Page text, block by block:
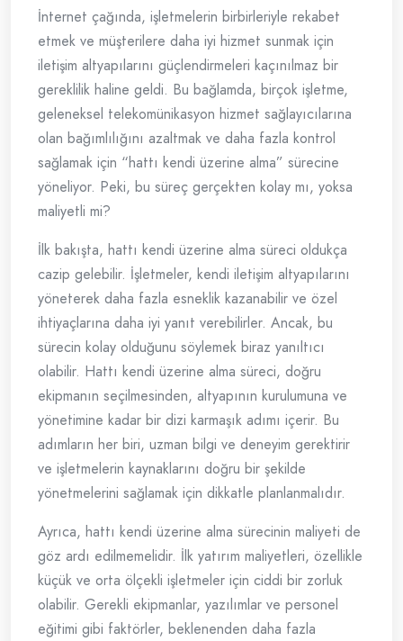
İnternet çağında, işletmelerin birbirleriyle rekabet
etmek ve müşterilere daha iyi hizmet sunmak için
iletişim altyapılarını güçlendirmeleri kaçınılmaz bir
gereklilik haline geldi. Bu bağlamda, birçok işletme,
geleneksel telekomünikasyon hizmet sağlayıcılarına
olan bağımlılığını azaltmak ve daha fazla kontrol
sağlamak için “hattı kendi üzerine alma” sürecine
yöneliyor. Peki, bu süreç gerçekten kolay mı, yoksa
maliyetli mi?
İlk bakışta, hattı kendi üzerine alma süreci oldukça
cazip gelebilir. İşletmeler, kendi iletişim altyapılarını
yöneterek daha fazla esneklik kazanabilir ve özel
ihtiyaçlarına daha iyi yanıt verebilirler. Ancak, bu
sürecin kolay olduğunu söylemek biraz yanıltıcı
olabilir. Hattı kendi üzerine alma süreci, doğru
ekipmanın seçilmesinden, altyapının kurulumuna ve
yönetimine kadar bir dizi karmaşık adımı içerir. Bu
adımların her biri, uzman bilgi ve deneyim gerektirir
ve işletmelerin kaynaklarını doğru bir şekilde
yönetmelerini sağlamak için dikkatle planlanmalıdır.
Ayrıca, hattı kendi üzerine alma sürecinin maliyeti de
göz ardı edilmemelidir. İlk yatırım maliyetleri, özellikle
küçük ve orta ölçekli işletmeler için ciddi bir zorluk
olabilir. Gerekli ekipmanlar, yazılımlar ve personel
eğitimi gibi faktörler, beklenenden daha fazla